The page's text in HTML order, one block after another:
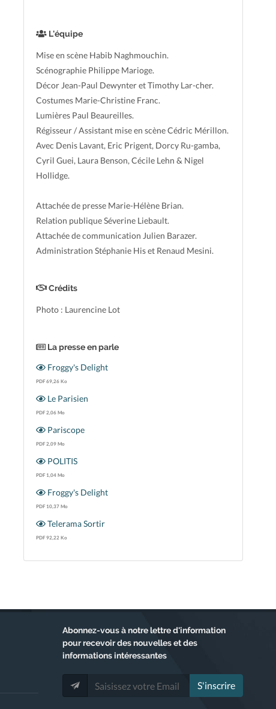
L'équipe
Mise en scène Habib Naghmouchin.
Scénographie Philippe Marioge.
Décor Jean-Paul Dewynter et Timothy Lar-cher.
Costumes Marie-Christine Franc.
Lumières Paul Beaureilles.
Régisseur / Assistant mise en scène Cédric Mérillon.
Avec Denis Lavant, Eric Prigent, Dorcy Ru-gamba,
Cyril Guei, Laura Benson, Cécile Lehn & Nigel
Hollidge.
Attachée de presse Marie-Hélène Brian.
Relation publique Séverine Liebault.
Attachée de communication Julien Barazer.
Administration Stéphanie His et Renaud Mesini.
Crédits
Photo : Laurencine Lot
La presse en parle
Froggy's Delight
PDF 69,26 Ko
Le Parisien
PDF 2,06 Mo
Pariscope
PDF 2,09 Mo
POLITIS
PDF 1,04 Mo
Froggy's Delight
PDF 10,37 Mo
Telerama Sortir
PDF 92,22 Ko
Abonnez-vousà notre lettre d'information
pour recevoir des nouvelles et des
informations intéressantes
S'inscrire